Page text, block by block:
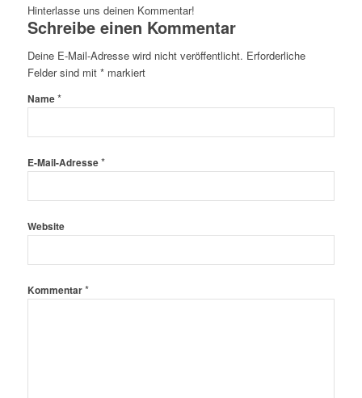
Hinterlasse uns deinen Kommentar!
Schreibe einen Kommentar
Deine E-Mail-Adresse wird nicht veröffentlicht. Erforderliche
Felder sind mit *markiert
Name*
E-Mail-Adresse*
Website
Kommentar*